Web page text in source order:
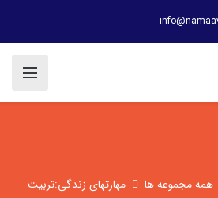
همه مجموعه ها
مهارتهای زندگی:تربیت